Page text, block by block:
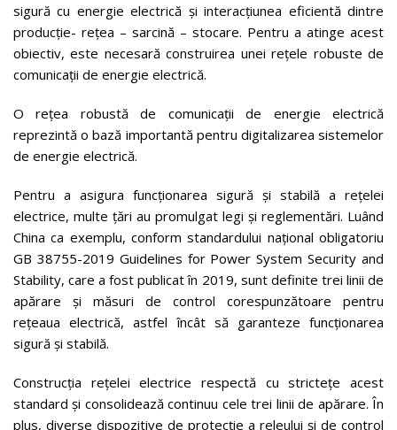
sigură cu energie electrică și interacțiunea eficientă dintre
producție- rețea – sarcină – stocare. Pentru a atinge acest
obiectiv, este necesară construirea unei rețele robuste de
comunicații de energie electrică.
O rețea robustă de comunicații de energie electrică
reprezintă o bază importantă pentru digitalizarea sistemelor
de energie electrică.
Pentru a asigura funcționarea sigură și stabilă a rețelei
electrice, multe țări au promulgat legi și reglementări. Luând
China ca exemplu, conform standardului național obligatoriu
GB 38755-2019 Guidelines for Power System Security and
Stability, care a fost publicat în 2019, sunt definite trei linii de
apărare și măsuri de control corespunzătoare pentru
rețeaua electrică, astfel încât să garanteze funcționarea
sigură și stabilă.
Construcția rețelei electrice respectă cu strictețe acest
standard și consolidează continuu cele trei linii de apărare. În
plus, diverse dispozitive de protecție a releului și de control